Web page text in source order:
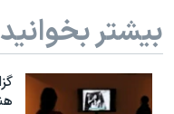
بیشتر بخوانید